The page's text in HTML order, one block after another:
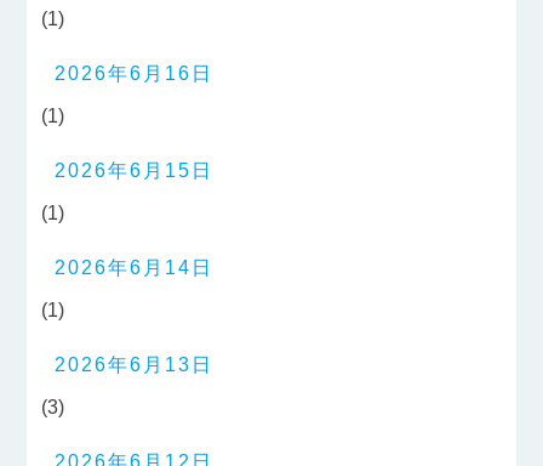
(1)
2026年6月16日
(1)
2026年6月15日
(1)
2026年6月14日
(1)
2026年6月13日
(3)
2026年6月12日